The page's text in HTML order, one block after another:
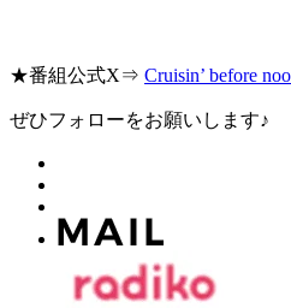
★番組公式X⇒ Cruisin’ before
ぜひフォローをお願いします♪